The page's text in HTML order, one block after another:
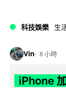
科技娛樂 生
Vin 8 小時
iPhone